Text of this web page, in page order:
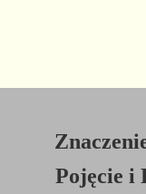
Pojęcie i